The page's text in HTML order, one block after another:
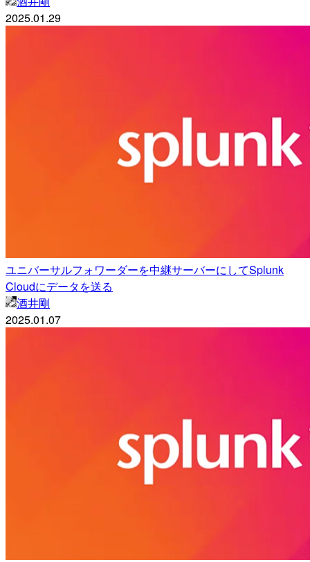
2025.01.29
ユニバーサルフォワーダーを中継サーバーにしてSplunk
Cloudにデータを送る
酒井剛
2025.01.07